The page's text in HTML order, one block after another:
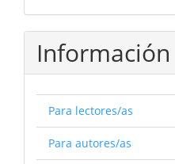
Información
Para lectores/as
Para autores/as